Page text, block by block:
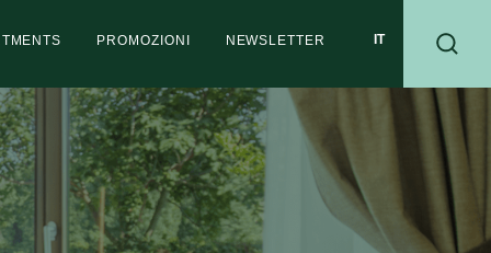
PROMOZIONI NEWSLETTER